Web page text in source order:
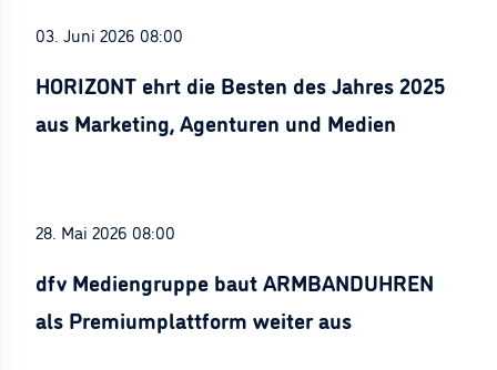
03. Juni 2026 08:00
HORIZONT ehrt die Besten des Jahres 2025
aus Marketing, Agenturen und Medien
28. Mai 2026 08:00
dfv Mediengruppe baut ARMBANDUHREN
als Premiumplattform weiter aus